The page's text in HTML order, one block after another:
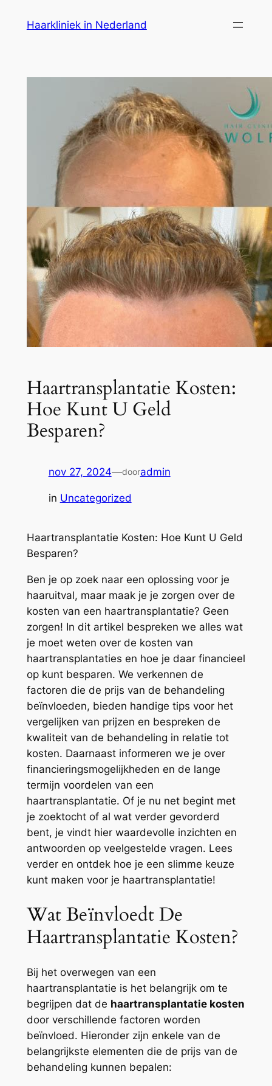
Haarkliniek in Nederland
Haartransplantatie Kosten:
Hoe Kunt U Geld
Besparen?
nov 27, 2024—dooradmin
in Uncategorized
Haartransplantatie Kosten: Hoe Kunt U Geld
Besparen?
Ben je op zoek naar een oplossing voor je
haaruitval, maar maak je je zorgen over de
kosten van een haartransplantatie? Geen
zorgen! In dit artikel bespreken we alles wat
je moet weten over de kosten van
haartransplantaties en hoe je daar financieel
op kunt besparen. We verkennen de
factoren die de prijs van de behandeling
beïnvloeden, bieden handige tips voor het
vergelijken van prijzen en bespreken de
kwaliteit van de behandeling in relatie tot
kosten. Daarnaast informeren we je over
financieringsmogelijkheden en de lange
termijn voordelen van een
haartransplantatie. Of je nu net begint met
je zoektocht of al wat verder gevorderd
bent, je vindt hier waardevolle inzichten en
antwoorden op veelgestelde vragen. Lees
verder en ontdek hoe je een slimme keuze
kunt maken voor je haartransplantatie!
Wat Beïnvloedt De
Haartransplantatie Kosten?
Bij het overwegen van een
haartransplantatie is het belangrijk om te
begrijpen dat de haartransplantatie kosten
door verschillende factoren worden
beïnvloed. Hieronder zijn enkele van de
belangrijkste elementen die de prijs van de
behandeling kunnen bepalen: